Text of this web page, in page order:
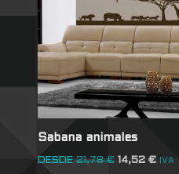
Sabana animales
DESDE 21,78€ 14,52 € IVA